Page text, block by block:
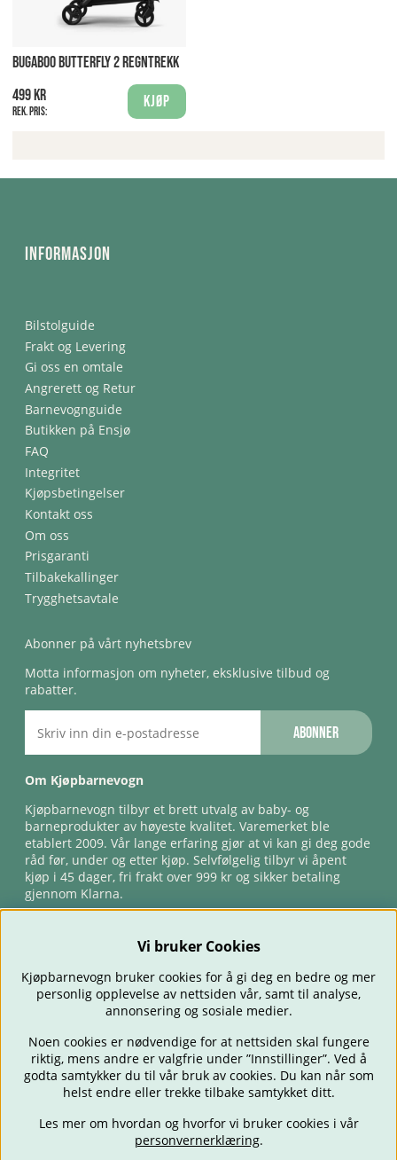
BUGABOO BUTTERFLY 2 REGNTREKK
499 kr
Rek. pris:
Kjøp
Informasjon
Bilstolguide
Frakt og Levering
Gi oss en omtale
Angrerett og Retur
Barnevognguide
Butikken på Ensjø
FAQ
Integritet
Kjøpsbetingelser
Kontakt oss
Om oss
Prisgaranti
Tilbakekallinger
Trygghetsavtale
Abonner på vårt nyhetsbrev
Motta informasjon om nyheter, eksklusive tilbud og
rabatter.
Abonner
Om Kjøpbarnevogn
Kjøpbarnevogn tilbyr et brett utvalg av baby- og
barneprodukter av høyeste kvalitet. Varemerket ble
etablert 2009. Vår lange erfaring gjør at vi kan gi deg gode
råd før, under og etter kjøp. Selvfølgelig tilbyr vi åpent
kjøp i 45 dager, fri frakt over 999 kr og sikker betaling
gjennom Klarna.
BARNEVOGNER BILSTOLER BABY SPISE & MATE
REISE
FORELDRE
BARNEROMMET LEKER TILBUD
OUTLET
GAVETIPS
Vi bruker Cookies
Kjøpbarnevogn bruker cookies for å gi deg en bedre og mer
personlig opplevelse av nettsiden vår, samt til analyse,
annonsering og sosiale medier.
Noen cookies er nødvendige for at nettsiden skal fungere
riktig, mens andre er valgfrie under ”Innstillinger”. Ved å
godta samtykker du til vår bruk av cookies. Du kan når som
helst endre eller trekke tilbake samtykket ditt.
Les mer om hvordan og hvorfor vi bruker cookies i vår
personvernerklæring.